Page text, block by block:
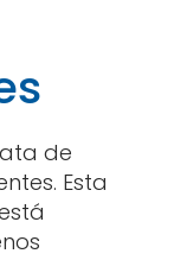
de
Esta